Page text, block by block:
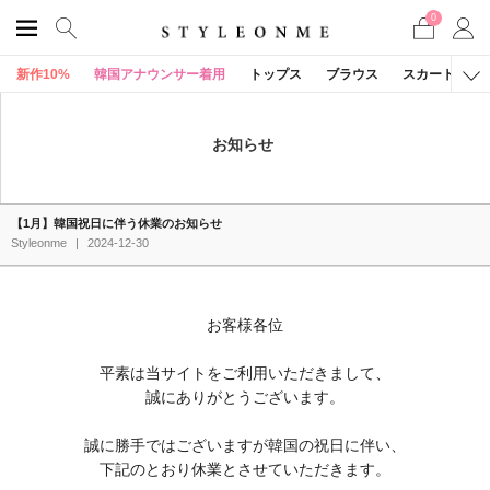
0
新作10% 韓国アナウンサー着用 トップス ブラウス スカート
お知らせ
【1月】韓国祝日に伴う休業のお知らせ
Styleonme
| 2024-12-30
お客様各位
平素は当サイトをご利用いただきまして、
誠にありがとうございます。
誠に勝手ではございますが韓国の祝日に伴い、
下記のとおり休業とさせていただきます。